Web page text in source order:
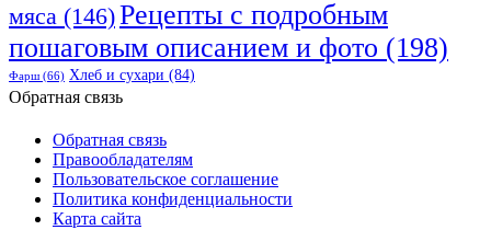
мяса (146)Рецепты с подробным
пошаговым описанием и фото (198)
Фарш(66) Хлеб и сухари (84)
Обратная связь
Обратная связь
Правообладателям
Пользовательское соглашение
Политика конфиденциальности
Карта сайта